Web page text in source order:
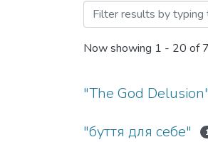
Browsing
Now showing 1 - 20 of
"The God Delusion"
"буття для себе"